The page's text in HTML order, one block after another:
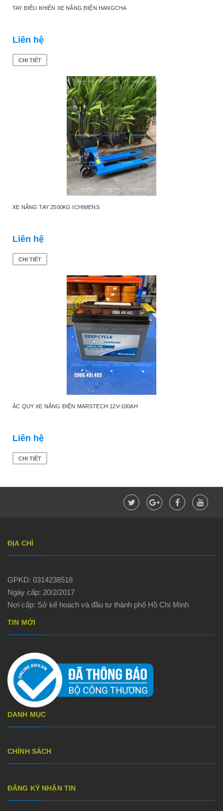
TAY ĐIỀU KHIỂN XE NÂNG ĐIỆN HANGCHA
Liên hệ
CHI TIẾT
XE NÂNG TAY 2500KG ICHIMENS
Liên hệ
CHI TIẾT
ẮC QUY XE NÂNG ĐIỆN MARSTECH 12V-100AH
Liên hệ
CHI TIẾT
ĐỊA CHỈ
GPKD: 0314238518
Ngày cấp: 20/2/2017
Nơi cấp: Sở kế hoạch và đầu tư thành phố Hồ Chí Minh
TIN MỚI
DANH MỤC
CHÍNH SÁCH
ĐĂNG KÝ NHẬN TIN